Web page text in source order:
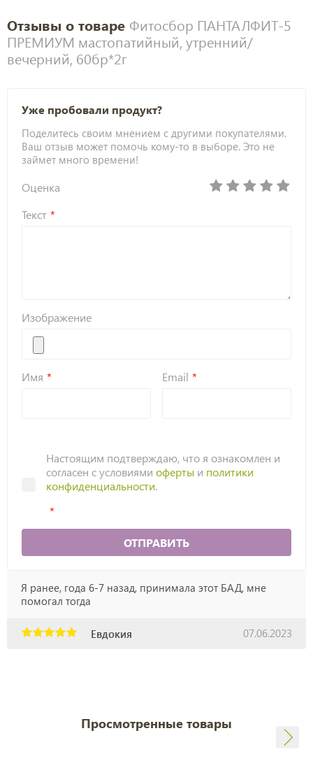
Отзывы о товаре Фитосбор ПАНТАЛФИТ-5
ПРЕМИУМ мастопатийный, утренний/
вечерний, 60бр*2г
Уже пробовали продукт?
Поделитесь своим мнением с другими покупателями.
Ваш отзыв может помочь кому-то в выборе. Это не
займет много времени!
Оценка
Текст
Изображение
Имя Email
Настоящим подтверждаю, что я ознакомлен и
согласен с условиями оферты и политики
конфиденциальности.
ОТПРАВИТЬ
Я ранее, года 6-7 назад, принимала этот БАД, мне
помогал тогда
Евдокия 07.06.2023
Просмотренные товары